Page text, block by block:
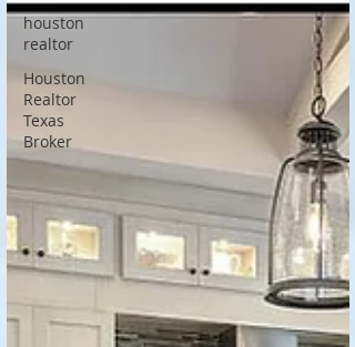
houston
realtor
Houston
Realtor
Texas
Broker